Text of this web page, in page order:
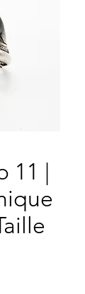
11 |